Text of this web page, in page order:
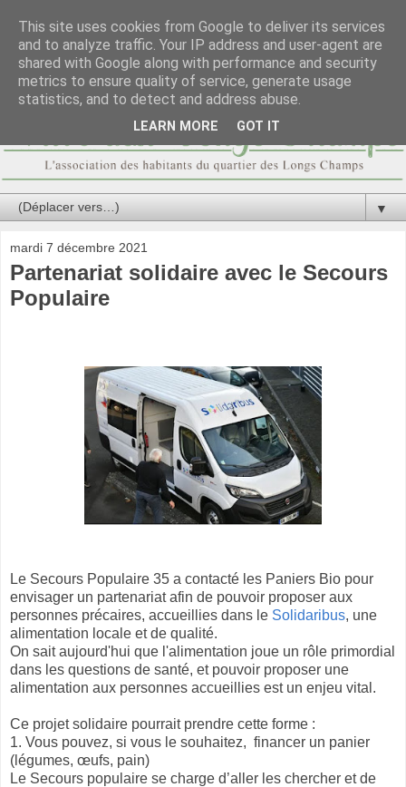
▼
mardi 7 décembre 2021
Partenariat solidaire avec le Secours
Populaire
Le Secours Populaire 35 a contacté les Paniers Bio pour
envisager un partenariat afin de pouvoir proposer aux
personnes précaires, accueillies dans le Solidaribus, une
alimentation locale et de qualité.
On sait aujourd'hui que l'alimentation joue un rôle primordial
dans les questions de santé, et pouvoir proposer une
alimentation aux personnes accueillies est un enjeu vital.
Ce projet solidaire pourrait prendre cette forme :
1. Vous pouvez, si vous le souhaitez, financer un panier
(légumes, œufs, pain)
Le Secours populaire se charge d’aller les chercher et de
This site uses cookies from Google to deliver its services
and to analyze traffic. Your IP address and user-agent are
shared with Google along with performance and security
metrics to ensure quality of service, generate usage
statistics, and to detect and address abuse.
LEARN MORE GOT IT